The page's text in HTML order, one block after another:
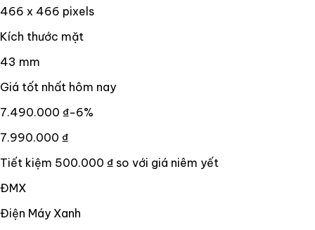
466 x 466 pixels
Kích thước mặt
43 mm
Giá tốt nhất hôm nay
7.490.000 ₫−6%
7.990.000 ₫
Tiết kiệm 500.000 ₫ so với giá niêm yết
ĐMX
Điện Máy Xanh